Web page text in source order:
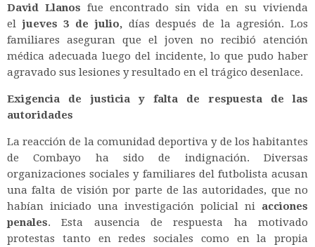
David Llanos fue encontrado sin vida en su vivienda
eljueves 3 de julio,días después de la agresión. Los
familiares aseguran que el joven no recibió atención
médica adecuada luego del incidente, lo que pudo haber
agravado sus lesiones y resultado en el trágico desenlace.
Exigencia de justicia y falta de respuesta de las
autoridades
La reacción de la comunidad deportiva y de los habitantes
de Combayo ha sido de indignación. Diversas
organizaciones sociales y familiares del futbolista acusan
una falta de visión por parte de las autoridades, que no
habían iniciado una investigación policial ni acciones
penales. Esta ausencia de respuesta ha motivado
protestas tanto en redes sociales como en la propia